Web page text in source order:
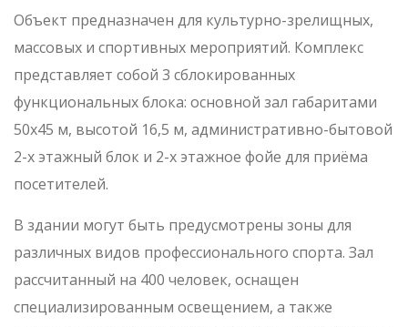
Объект предназначен для культурно-зрелищных,
массовых и спортивных мероприятий. Комплекс
представляет собой 3 сблокированных
функциональных блока: основной зал габаритами
50х45 м, высотой 16,5 м, административно-бытовой
2-х этажный блок и 2-х этажное фойе для приёма
посетителей.
В здании могут быть предусмотрены зоны для
различных видов профессионального спорта. Зал
рассчитанный на 400 человек, оснащен
специализированным освещением, а также